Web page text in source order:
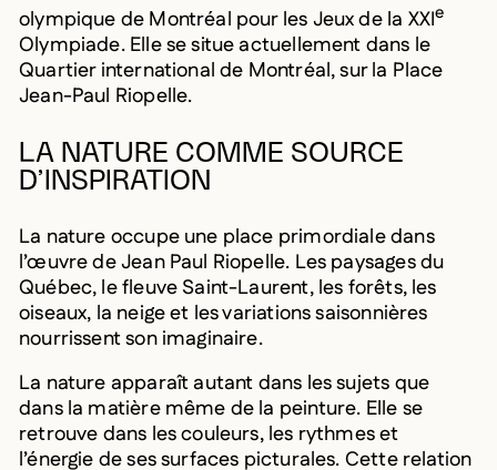
olympique de Montréal pour les Jeux de la XXIe
Olympiade. Elle se situe actuellement dans le
Quartier international de Montréal, sur la Place
Jean-Paul Riopelle.
LA NATURE COMME SOURCE
D’INSPIRATION
La nature occupe une place primordiale dans
l’œuvre de Jean Paul Riopelle. Les paysages du
Québec, le fleuve Saint-Laurent, les forêts, les
oiseaux, la neige et les variations saisonnières
nourrissent son imaginaire.
La nature apparaît autant dans les sujets que
dans la matière même de la peinture. Elle se
retrouve dans les couleurs, les rythmes et
l’énergie de ses surfaces picturales. Cette relation